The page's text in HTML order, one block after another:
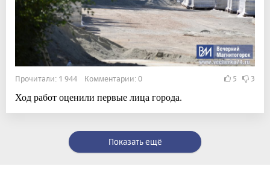
Прочитали: 1 944 Комментарии: 0 5 3
Ход работ оценили первые лица города.
Показать ещё